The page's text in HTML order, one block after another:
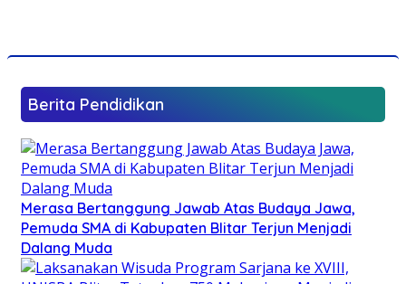
Berita Pendidikan
Merasa Bertanggung Jawab Atas Budaya Jawa,
Pemuda SMA di Kabupaten Blitar Terjun Menjadi
Dalang Muda